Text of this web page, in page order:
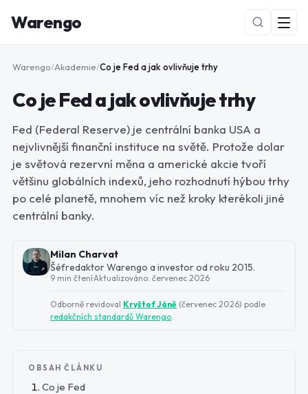
Warengo
NOVÉ
Warengo/Akademie/Co je Fed a jak ovlivňuje trhy
Co je Fed a jak ovlivňuje trhy
Fed (Federal Reserve) je centrální banka USA a
nejvlivnější finanční instituce na světě. Protože dolar
je světová rezervní měna a americké akcie tvoří
většinu globálních indexů, jeho rozhodnutí hýbou trhy
po celé planetě, mnohem víc než kroky kterékoli jiné
centrální banky.
Milan Charvat
Šéfredaktor Warengo a investor od roku 2015.
9 min čtení·Aktualizováno: červenec 2026
Odborně revidoval Kryštof Jáně (červenec 2026) podle
redakčních standardů Warengo.
OBSAH ČLÁNKU
Co je Fed